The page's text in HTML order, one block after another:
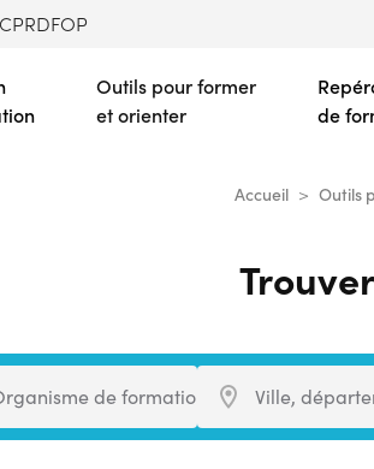
CPRDFOP
Outils pour former
et orienter
de
Accueil Outils
de formation
Ville
Ville,